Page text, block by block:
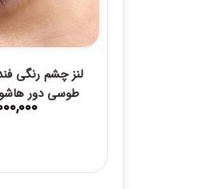
لنز چشم رنگی
طوسی دور